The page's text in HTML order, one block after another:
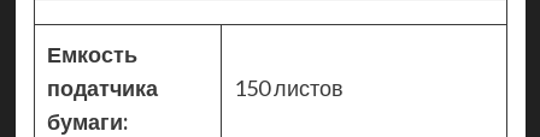
Емкость
податчика
бумаги:
150 листов